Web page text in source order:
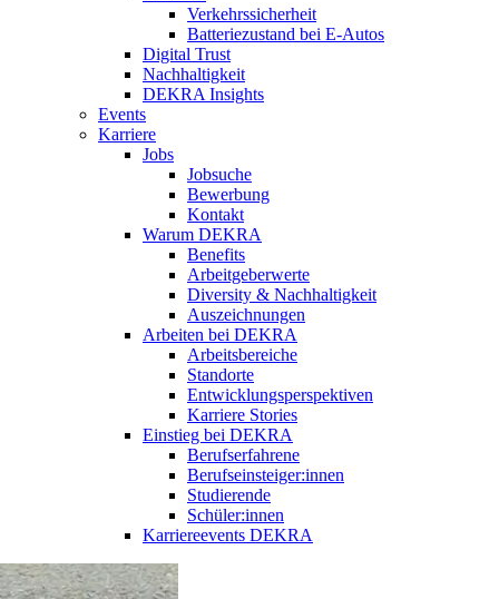
Verkehrssicherheit
Batteriezustand bei E-Autos
Digital Trust
Nachhaltigkeit
DEKRA Insights
Events
Karriere
Jobs
Jobsuche
Bewerbung
Kontakt
Warum DEKRA
Benefits
Arbeitgeberwerte
Diversity & Nachhaltigkeit
Auszeichnungen
Arbeiten bei DEKRA
Arbeitsbereiche
Standorte
Entwicklungsperspektiven
Karriere Stories
Einstieg bei DEKRA
Berufserfahrene
Berufseinsteiger:innen
Studierende
Schüler:innen
Karriereevents DEKRA